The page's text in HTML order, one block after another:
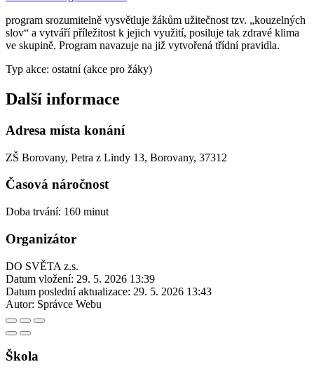
program srozumitelně vysvětluje žákům užitečnost tzv. „kouzelných
slov“ a vytváří příležitost k jejich využití, posiluje tak zdravé klima
ve skupině. Program navazuje na již vytvořená třídní pravidla.
Typ akce: ostatní (akce pro žáky)
Další informace
Adresa místa konání
ZŠ Borovany, Petra z Lindy 13, Borovany, 37312
Časová náročnost
Doba trvání: 160 minut
Organizátor
DO SVĚTA z.s.
Datum vložení: 29. 5. 2026 13:39
Datum poslední aktualizace: 29. 5. 2026 13:43
Autor: Správce Webu
Škola